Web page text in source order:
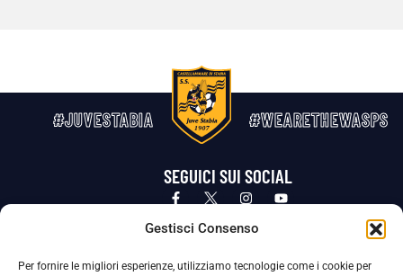
Gestisci Consenso
Per fornire le migliori esperienze, utilizziamo tecnologie come i cookie per
#JUVESTABIA #WEARETHEWASPS
SEGUICI SUI SOCIAL
Privacy Policy Cookie Policy
La Società ha nominato il Responsabile della Protezione dei Dati Personali (DPO), figura specializzata che vigila sulle modalità